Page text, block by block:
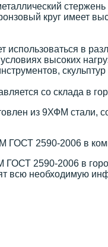
стержень
круг имеет
в
высоких
скульптур
со склада в
из 9ХФМ стали,
2590-2006 в
2590-2006 в
всю необходимую